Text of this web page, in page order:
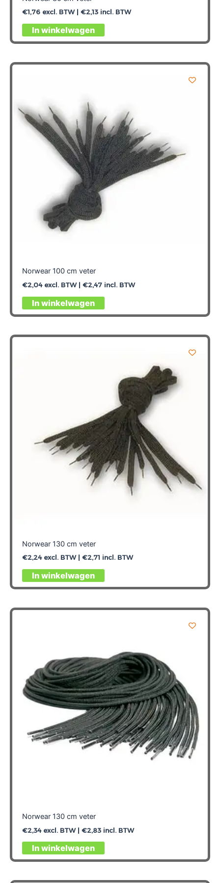
€1,76excl. BTW | €2,13incl. BTW
In winkelwagen
Norwear 100 cm veter
€2,04excl. BTW | €2,47incl. BTW
In winkelwagen
Norwear 130 cm veter
€2,24excl. BTW | €2,71 incl. BTW
In winkelwagen
Norwear 130 cm veter
€2,34excl. BTW | €2,83incl. BTW
In winkelwagen